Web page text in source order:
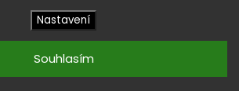
Nastavení
Souhlasím
HIFI MEDIA. Všechna práva vyhrazena.
nastavení cookies